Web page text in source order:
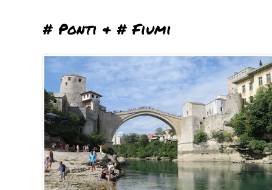
# Ponti & # Fiumi